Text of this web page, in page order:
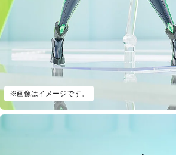
※画像はイメージです。